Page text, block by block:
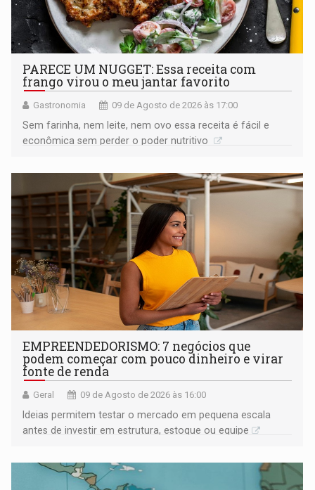
PARECE UM NUGGET: Essa receita com
frango virou o meu jantar favorito
Gastronomia 09 de Agosto de 2026 às 17:00
Sem farinha, nem leite, nem ovo essa receita é fácil e
econômica sem perder o poder nutritivo
EMPREENDEDORISMO: 7 negócios que
podem começar com pouco dinheiro e virar
fonte de renda
Geral 09 de Agosto de 2026 às 16:00
Ideias permitem testar o mercado em pequena escala
antes de investir em estrutura, estoque ou equipe